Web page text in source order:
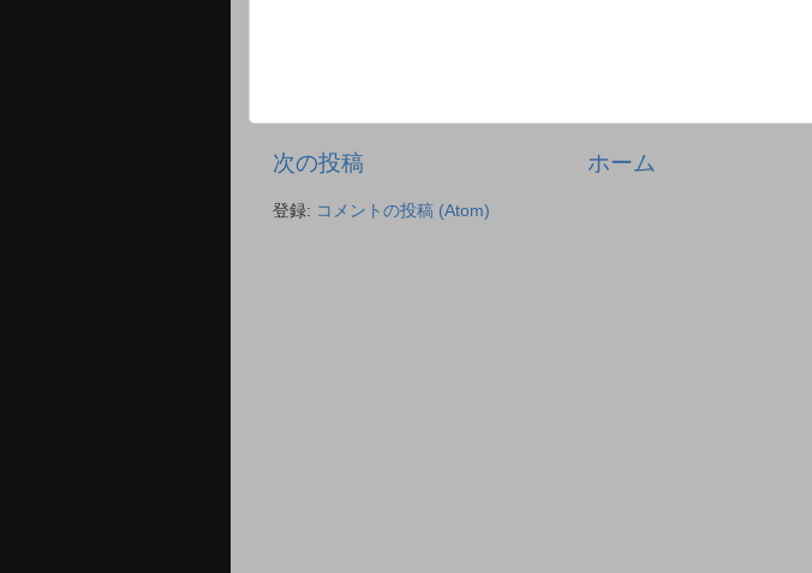
次の投稿 ホーム
登録: コメントの投稿 (Atom)